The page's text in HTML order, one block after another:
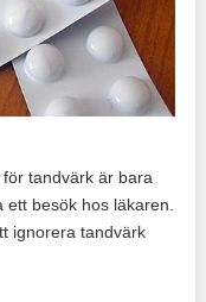
tandvärk är bara
ett besök hos läkaren.
ignorera tandvärk